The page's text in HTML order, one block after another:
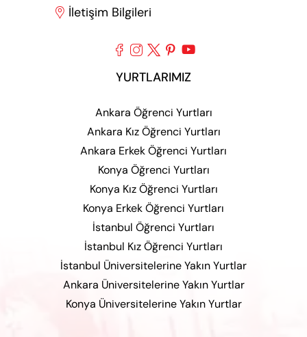
 İletişim Bilgileri
    
YURTLARIMIZ
Ankara Öğrenci Yurtları
Ankara Kız Öğrenci Yurtları
Ankara Erkek Öğrenci Yurtları
Konya Öğrenci Yurtları
Konya Kız Öğrenci Yurtları
Konya Erkek Öğrenci Yurtları
İstanbul Öğrenci Yurtları
İstanbul Kız Öğrenci Yurtları
İstanbul Üniversitelerine Yakın Yurtlar
Ankara Üniversitelerine Yakın Yurtlar
Konya Üniversitelerine Yakın Yurtlar